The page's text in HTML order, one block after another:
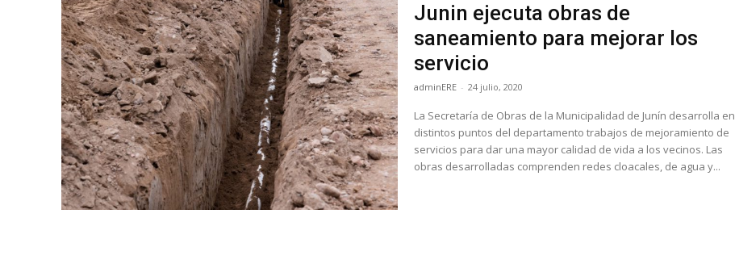
Junin ejecuta obras de
saneamiento para mejorar los
servicio
adminERE - 24 julio, 2020
La Secretaría de Obras de la Municipalidad de Junín desarrolla en
distintos puntos del departamento trabajos de mejoramiento de
servicios para dar una mayor calidad de vida a los vecinos. Las
obras desarrolladas comprenden redes cloacales, de agua y...